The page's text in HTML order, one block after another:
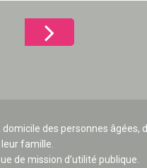
des personnes
famille.
de mission d’utilité publique.